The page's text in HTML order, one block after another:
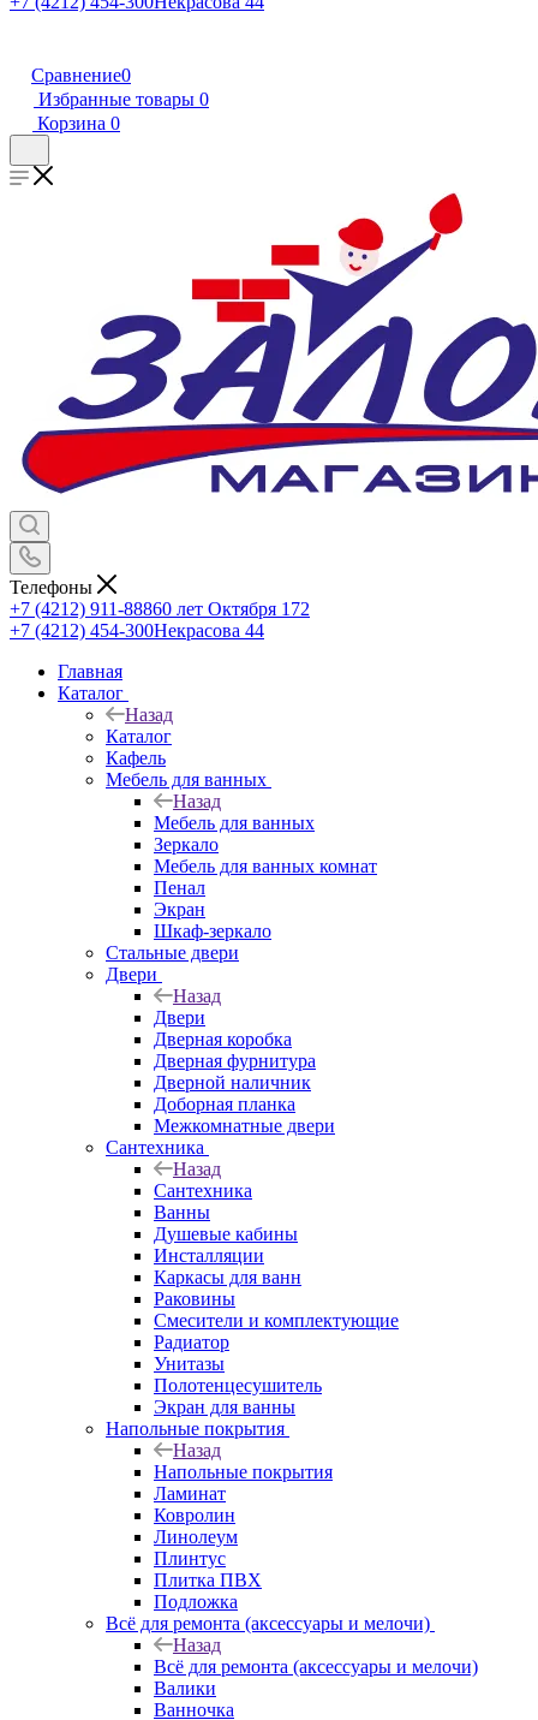
Сравнение0
Избранные товары 0
Корзина 0
Телефоны
+7 (4212) 911-88860 лет Октября 172
+7 (4212) 454-300Некрасова 44
Главная
Каталог
Назад
Каталог
Кафель
Мебель для ванных
Назад
Мебель для ванных
Зеркало
Мебель для ванных комнат
Пенал
Экран
Шкаф-зеркало
Стальные двери
Двери
Назад
Двери
Дверная коробка
Дверная фурнитура
Дверной наличник
Доборная планка
Межкомнатные двери
Сантехника
Назад
Сантехника
Ванны
Душевые кабины
Инсталляции
Каркасы для ванн
Раковины
Смесители и комплектующие
Радиатор
Унитазы
Полотенцесушитель
Экран для ванны
Напольные покрытия
Назад
Напольные покрытия
Ламинат
Ковролин
Линолеум
Плинтус
Плитка ПВХ
Подложка
Всё для ремонта (аксессуары и мелочи)
Назад
Всё для ремонта (аксессуары и мелочи)
Валики
Ванночка